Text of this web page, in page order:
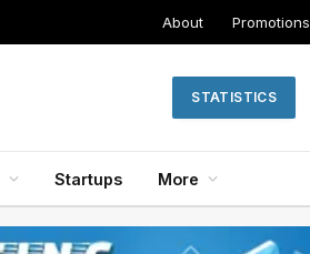
About Promotions
STATISTICS
Startups More